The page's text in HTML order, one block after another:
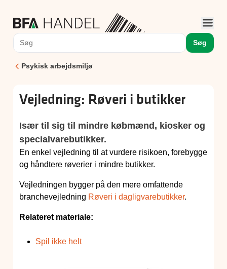
Søg
Psykisk arbejdsmiljø
Vejledning: Røveri i butikker
Især til sig til mindre købmænd, kiosker og
specialvarebutikker.
En enkel vejledning til at vurdere risikoen, forebygge
og håndtere røverier i mindre butikker.
Vejledningen bygger på den mere omfattende
branchevejledning Røveri i dagligvarebutikker.
Relateret materiale:
Spil ikke helt